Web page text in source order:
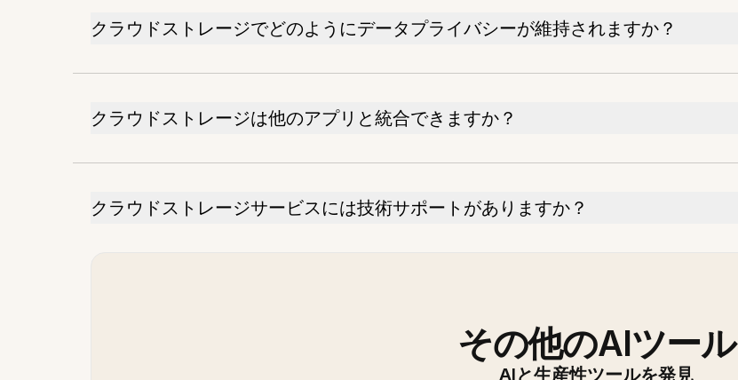
クラウドストレージでどのようにデータプライバシーが維持されますか？
クラウドストレージは他のアプリと統合できますか？
クラウドストレージサービスには技術サポートがありますか？
その他のAIツール
AIと生産性ツールを発見